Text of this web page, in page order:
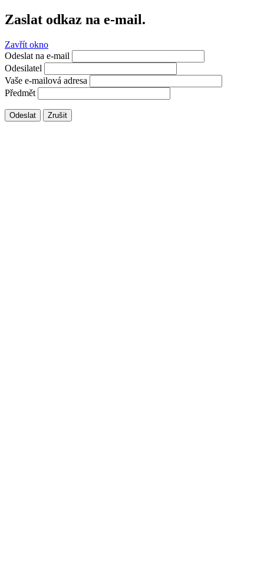
Zaslat odkaz na e-mail.
Zavřít okno
Odeslat na e-mail
Odesilatel
Vaše e-mailová adresa
Předmět
Odeslat Zrušit